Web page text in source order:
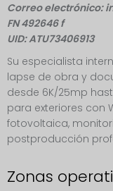
Correo electrónico:
FN 492646 f
UID: ATU73406913
Su especialista
lapse de obra y
desde 6K/25mp
para exteriores con
fotovoltaica,
postproducción
Zonas